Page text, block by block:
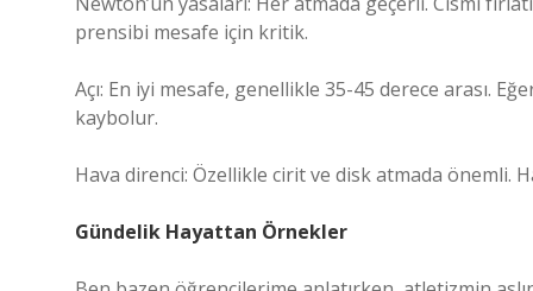
prensibi mesafe için kritik.
Açı: En iyi mesafe, genellikle 35-45 derece arası.
kaybolur.
Hava direnci: Özellikle cirit ve disk atmada
Gündelik Hayattan Örnekler